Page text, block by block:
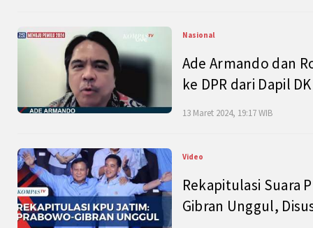
Nasional
Ade Armando dan
ke DPR dari Dapil
13 Maret 2024, 19:17 WIB
Video
Rekapitulasi Suara
Gibran Unggul,